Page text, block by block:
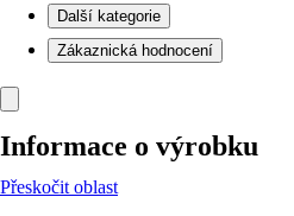
Další kategorie
Zákaznická hodnocení
Informace o výrobku
Přeskočit oblast